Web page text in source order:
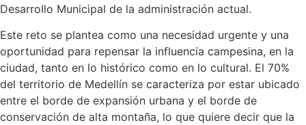
Desarrollo Municipal de la administración actual.
Este reto se plantea como una necesidad urgente y una
oportunidad para repensar la influencia campesina, en la
ciudad, tanto en lo histórico como en lo cultural. El 70%
del territorio de Medellín se caracteriza por estar ubicado
entre el borde de expansión urbana y el borde de
conservación de alta montaña, lo que quiere decir que la